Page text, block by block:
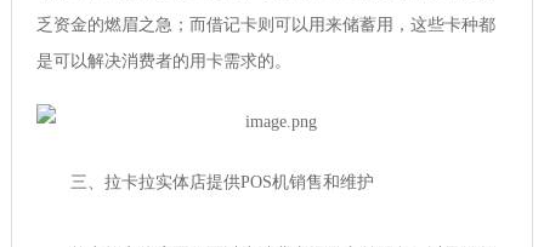
乏资金的燃眉之急；而借记卡则可以用来储蓄用，这些卡种都
是可以解决消费者的用卡需求的。
三、拉卡拉实体店提供POS机销售和维护